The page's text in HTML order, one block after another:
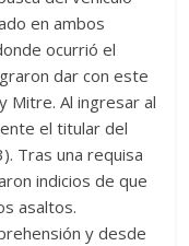
en ambos
ocurrió el
dar con este
Mitre. Al ingresar al
el titular del
Tras una requisa
indicios de que
asaltos.
y desde